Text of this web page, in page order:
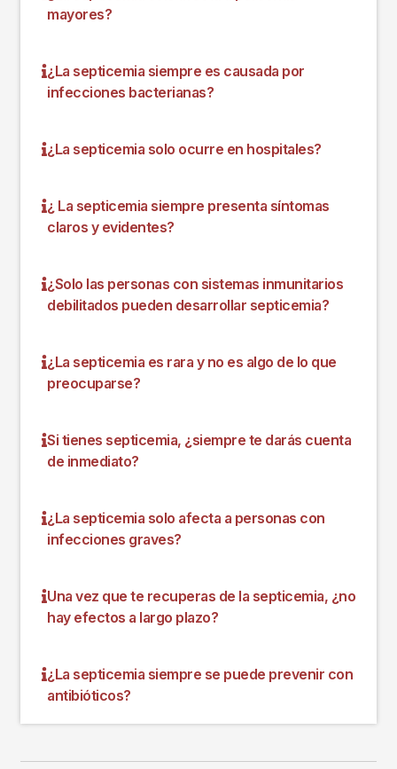
mayores?
¿La septicemia siempre es causada por
infecciones bacterianas?
¿La septicemia solo ocurre en hospitales?
¿ La septicemia siempre presenta síntomas
claros y evidentes?
¿Solo las personas con sistemas inmunitarios
debilitados pueden desarrollar septicemia?
¿La septicemia es rara y no es algo de lo que
preocuparse?
Si tienes septicemia, ¿siempre te darás cuenta
de inmediato?
¿La septicemia solo afecta a personas con
infecciones graves?
Una vez que te recuperas de la septicemia, ¿no
hay efectos a largo plazo?
¿La septicemia siempre se puede prevenir con
antibióticos?